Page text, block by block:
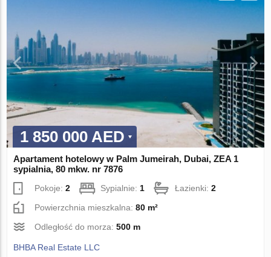
1 850 000 AED
Apartament hotelowy w Palm Jumeirah, Dubai, ZEA 1
sypialnia, 80 mkw. nr 7876
Pokoje:2 Sypialnie:1 Łazienki:2
Powierzchnia mieszkalna:80 m²
Odległość do morza:500 m
BHBA Real Estate LLC